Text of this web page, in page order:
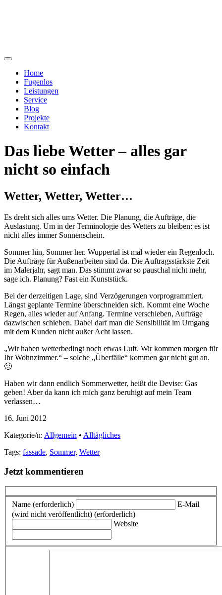
Home
Fugenlos
Leistungen
Service
Blog
Projekte
Kontakt
Das liebe Wetter – alles gar
nicht so einfach
Wetter, Wetter, Wetter…
Es dreht sich alles ums Wetter. Die Planung, die Aufträge, die
Auslastung. Um in der Terminologie des Wetters zu bleiben: es ist
nicht alles immer Sonnenschein.
Sommer hin, Sommer her. Wuppertal ist mal wieder ein Regenloch.
Die Aufträge für Außenarbeiten sind da. Die Auftragsstärkste Zeit
im Malerjahr, sagt man. Das stimmt zwar so pauschal nicht mehr,
sage ich. Planung? Fast ein Kunststück.
Bei der derzeitigen Lage, sind Verzögerungen vorprogrammiert.
Längst geplante Termine überschneiden sich. Kommt eine Woche
Regen, alles wieder auf Anfang. Termine verschieben, Aufträge
dazwischen schieben. Dabei darf man die Sensibilität im Umgang
mit dem Kunden nicht außer Acht lassen.
„Wir haben wetterbedingt noch etwas Luft. Wir kommen morgen für
Ihr Wohnzimmer.“ – solche „Überfälle“ kommen gar nicht gut an.
🙂
Haben wir dann endlich Sommerwetter, heißt die Devise: Gas
geben! Aber da kann ich mich ganz beruhigt auf mein Team
verlassen…
16. Juni 2012
Kategorie/n: Allgemein • Alltägliches
Tags: fassade, Sommer, Wetter
Jetzt kommentieren
Name (erforderlich)
E-Mail
(wird nicht veröffentlicht) (erforderlich)
Website